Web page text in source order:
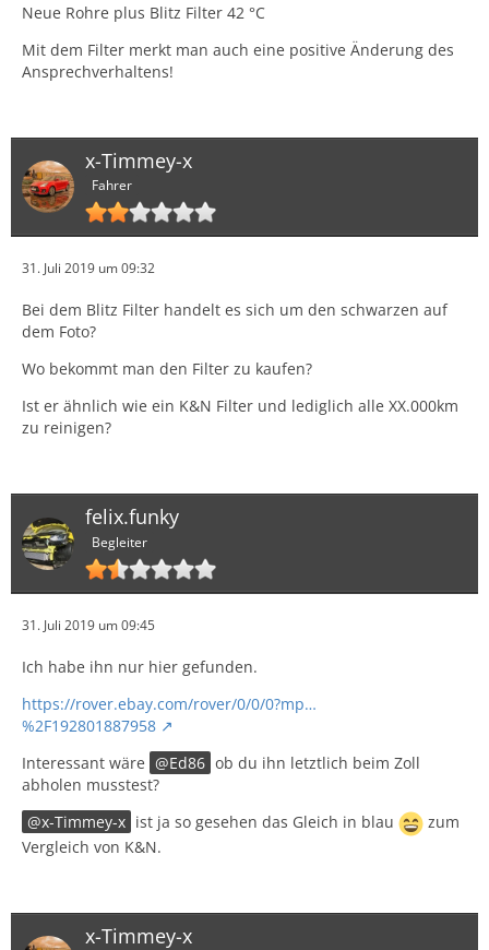
Neue Rohre plus Blitz Filter 42 °C
Mit dem Filter merkt man auch eine positive Änderung des
Ansprechverhaltens!
x-Timmey-x
Fahrer
31. Juli 2019 um 09:32
Bei dem Blitz Filter handelt es sich um den schwarzen auf
dem Foto?
Wo bekommt man den Filter zu kaufen?
Ist er ähnlich wie ein K&N Filter und lediglich alle XX.000km
zu reinigen?
felix.funky
Begleiter
31. Juli 2019 um 09:45
Ich habe ihn nur hier gefunden.
https://rover.ebay.com/rover/0/0/0?mp…
%2F192801887958
Interessant wäre
Ed86 ob du ihn letztlich beim Zoll
abholen musstest?
x-Timmey-x ist ja so gesehen das Gleich in blau
zum
Vergleich von K&N.
x-Timmey-x